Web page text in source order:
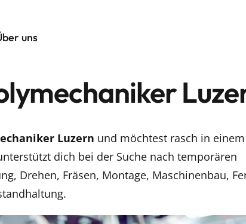
uns
Luzern und möchtest rasch in einem
dich bei der Suche nach temporären
Drehen, Fräsen, Montage, Maschinenbau,